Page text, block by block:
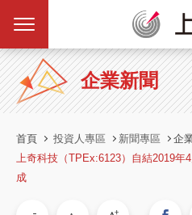
企業新聞
首頁 投資人專區 新聞專區
企
上奇科技（TPEx:6123）自結2019年
成